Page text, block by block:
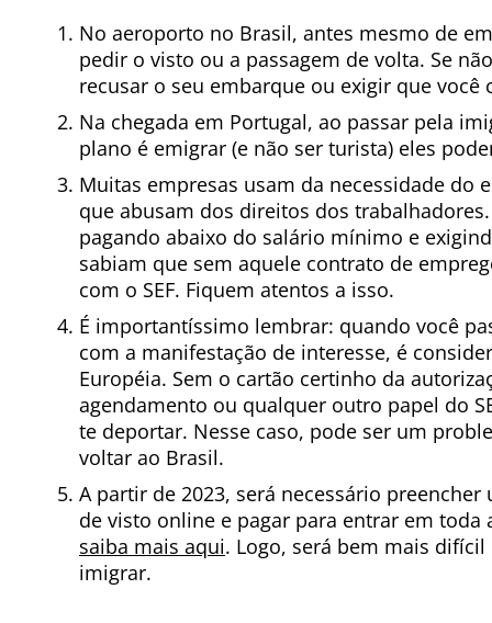
No aeroporto no Brasil, antes mesmo de
pedir o visto ou a passagem de volta. Se
recusar o seu embarque ou exigir que
Na chegada em Portugal, ao passar pela
plano é emigrar (e não ser turista) eles
Muitas empresas usam da necessidade do
que abusam dos direitos dos
pagando abaixo do salário mínimo e
sabiam que sem aquele contrato de
com o SEF. Fiquem atentos a isso.
É importantíssimo lembrar: quando você
com a manifestação de interesse, é
Européia. Sem o cartão certinho da
agendamento ou qualquer outro papel do
te deportar. Nesse caso, pode ser um
voltar ao Brasil.
A partir de 2023, será necessário
de visto online e pagar para entrar em toda
saiba mais aqui. Logo, será bem mais
imigrar.